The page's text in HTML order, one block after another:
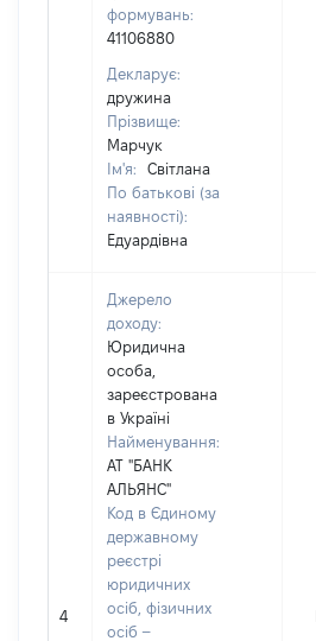
формувань:
41106880
Декларує:
дружина
Прізвище:
Марчук
Ім'я:
Світлана
По батькові (за
наявності):
Едуардівна
4
Джерело
доходу:
Юридична
особа,
зареєстрована
в Україні
Найменування:
АТ "БАНК
АЛЬЯНС"
Код в Єдиному
державному
реєстрі
юридичних
осіб, фізичних
осіб –